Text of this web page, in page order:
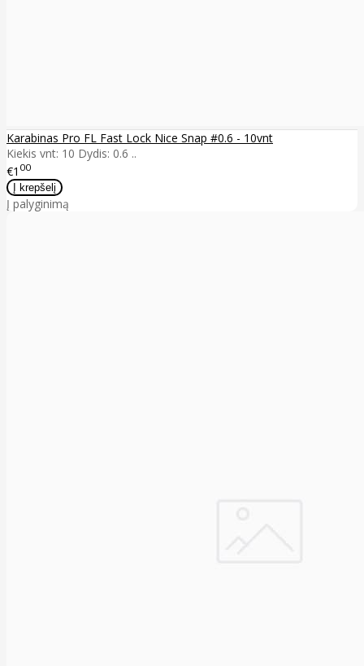
Karabinas Pro FL Fast Lock Nice Snap #0.6 - 10vnt
Kiekis vnt: 10 Dydis: 0.6 ..
€1 00
Į palyginimą